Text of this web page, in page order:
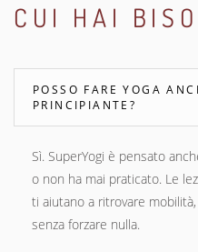
CUI HAI
POSSO FARE YOGA
PRINCIPIANTE?
Sì. SuperYogi è pensato
o non ha mai praticato. Le
ti aiutano a ritrovare
senza forzare nulla.